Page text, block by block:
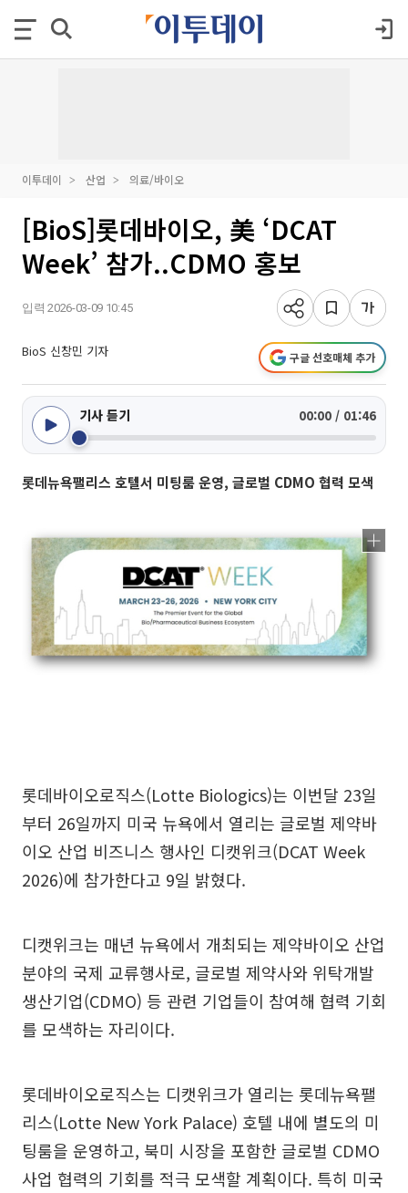
이투데이 산업 의료/바이오
[BioS]롯데바이오, 美 ‘DCAT
Week’ 참가..CDMO 홍보
입력 2026-03-09 10:45
BioS 신창민 기자 구글 선호매체 추가
기사 듣기 00:00 / 01:46
롯데뉴욕팰리스 호텔서 미팅룸 운영, 글로벌 CDMO 협력 모색
롯데바이오로직스(Lotte Biologics)는 이번달 23일
부터 26일까지 미국 뉴욕에서 열리는 글로벌 제약바
이오 산업 비즈니스 행사인 디캣위크(DCAT Week
2026)에 참가한다고 9일 밝혔다.
디캣위크는 매년 뉴욕에서 개최되는 제약바이오 산업
분야의 국제 교류행사로, 글로벌 제약사와 위탁개발
생산기업(CDMO) 등 관련 기업들이 참여해 협력 기회
를 모색하는 자리이다.
롯데바이오로직스는 디캣위크가 열리는 롯데뉴욕팰
리스(Lotte New York Palace) 호텔 내에 별도의 미
팅룸을 운영하고, 북미 시장을 포함한 글로벌 CDMO
사업 협력의 기회를 적극 모색할 계획이다. 특히 미국